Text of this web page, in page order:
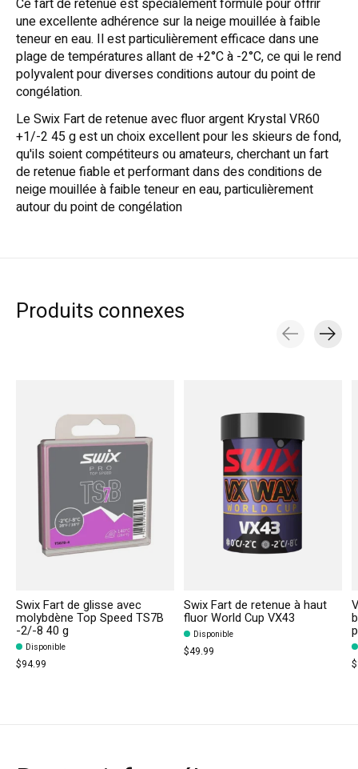
Ce fart de retenue est spécialement formulé pour offrir
une excellente adhérence sur la neige mouillée à faible
teneur en eau. Il est particulièrement efficace dans une
plage de températures allant de +2°C à -2°C, ce qui le rend
polyvalent pour diverses conditions autour du point de
congélation.
Le Swix Fart de retenue avec fluor argent Krystal VR60
+1/-2 45 g est un choix excellent pour les skieurs de fond,
qu'ils soient compétiteurs ou amateurs, cherchant un fart
de retenue fiable et performant dans des conditions de
neige mouillée à faible teneur en eau, particulièrement
autour du point de congélation
Produits connexes
Swix Fart de glisse avec
molybdène Top Speed TS7B
-2/-8 40 g
Disponible
$94.99
Swix Fart de retenue à haut
fluor World Cup VX43
Disponible
$49.99